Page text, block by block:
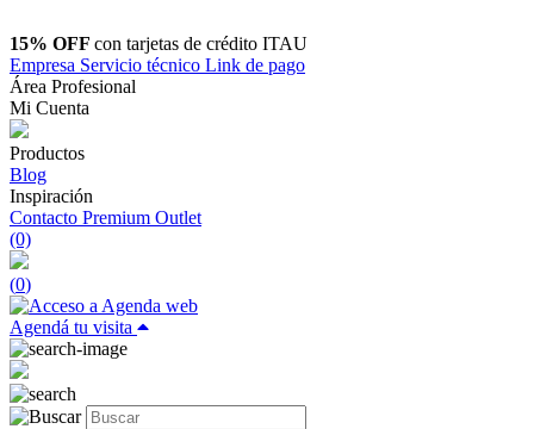
15% OFF con tarjetas de crédito ITAU
Empresa Servicio técnico Link de pago
Área Profesional
Mi Cuenta
Productos
Blog
Inspiración
Contacto Premium Outlet
(0)
(0)
Agendá tu visita